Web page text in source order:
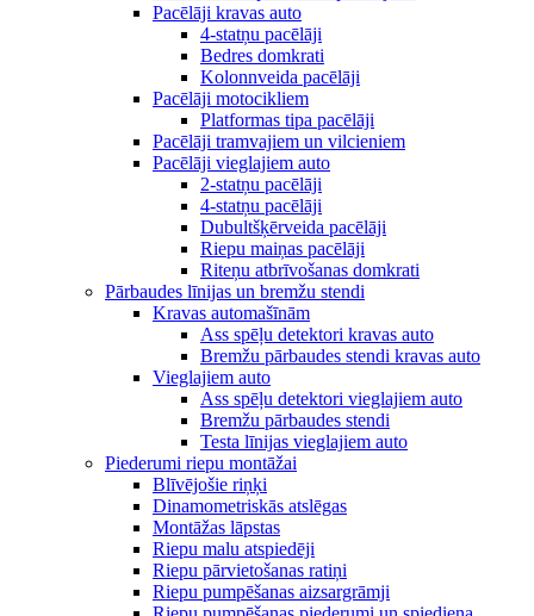
Pacēlāji kravas auto
4-statņu pacēlāji
Bedres domkrati
Kolonnveida pacēlāji
Pacēlāji motocikliem
Platformas tipa pacēlāji
Pacēlāji tramvajiem un vilcieniem
Pacēlāji vieglajiem auto
2-statņu pacēlāji
4-statņu pacēlāji
Dubultšķērveida pacēlāji
Riepu maiņas pacēlāji
Riteņu atbrīvošanas domkrati
Pārbaudes līnijas un bremžu stendi
Kravas automašīnām
Ass spēļu detektori kravas auto
Bremžu pārbaudes stendi kravas auto
Vieglajiem auto
Ass spēļu detektori vieglajiem auto
Bremžu pārbaudes stendi
Testa līnijas vieglajiem auto
Piederumi riepu montāžai
Blīvējošie riņķi
Dinamometriskās atslēgas
Montāžas lāpstas
Riepu malu atspiedēji
Riepu pārvietošanas ratiņi
Riepu pumpēšanas aizsargrāmji